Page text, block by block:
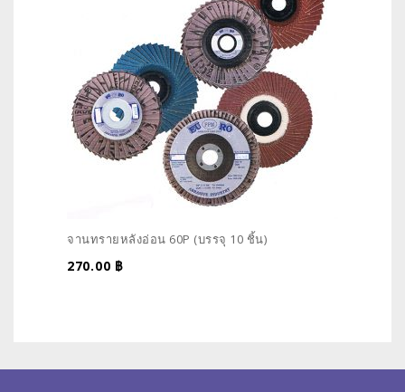
จานทรายหลังอ่อน 60P (บรรจุ 10 ชิ้น)
270.00 ฿